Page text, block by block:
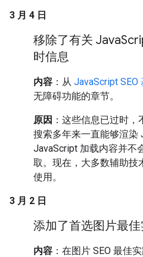
3 月 4 日
移除了有关 Java
时信息
内容 ：从 JavaScript SEO
无障碍功能的章节。
原因 ：这些信息已过时
搜索多年来一直能够渲染
JavaScript 加载内容并不
取。现在，大多数辅助技
使用。
3 月 2 日
添加了首选图片最
内容 ：在图片 SEO 最佳